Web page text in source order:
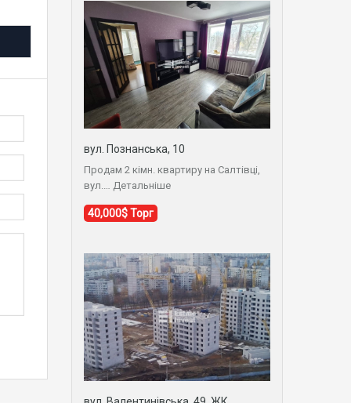
вул. Познанська, 10
Продам 2 кімн. квартиру на Салтівці,
вул.…
Детальніше
40,000$ Торг